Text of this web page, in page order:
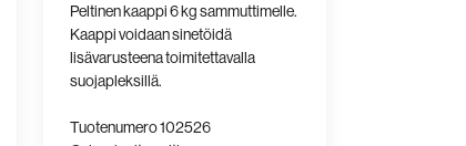
Peltinen kaappi 6 kg sammuttimelle.
Kaappi voidaan sinetöidä
lisävarusteena toimitettavalla
suojapleksillä.
Tuotenumero 102526